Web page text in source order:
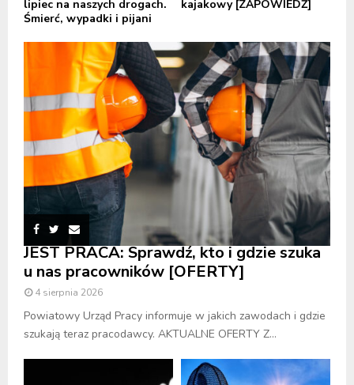
lipiec na naszych drogach.
Śmierć, wypadki i pijani
kajakowy [ZAPOWIEDŹ]
JEST PRACA: Sprawdź, kto i gdzie szuka
u nas pracowników [OFERTY]
4 sierpnia 2026
Powiatowy Urząd Pracy informuje w jakich zawodach i gdzie
szukają teraz pracodawcy. AKTUALNE OFERTY Z...